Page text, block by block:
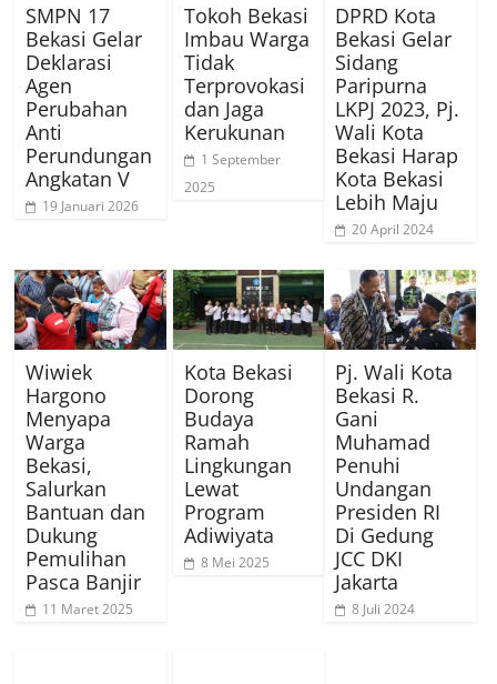
SMPN 17
Bekasi Gelar
Deklarasi
Agen
Perubahan
Anti
Perundungan
Angkatan V
19 Januari 2026
Tokoh Bekasi
Imbau Warga
Tidak
Terprovokasi
dan Jaga
Kerukunan
1 September
2025
DPRD Kota
Bekasi Gelar
Sidang
Paripurna
LKPJ 2023, Pj.
Wali Kota
Bekasi Harap
Kota Bekasi
Lebih Maju
20 April 2024
Wiwiek
Hargono
Menyapa
Warga
Bekasi,
Salurkan
Bantuan dan
Dukung
Pemulihan
Pasca Banjir
11 Maret 2025
Kota Bekasi
Dorong
Budaya
Ramah
Lingkungan
Lewat
Program
Adiwiyata
8 Mei 2025
Pj. Wali Kota
Bekasi R.
Gani
Muhamad
Penuhi
Undangan
Presiden RI
Di Gedung
JCC DKI
Jakarta
8 Juli 2024